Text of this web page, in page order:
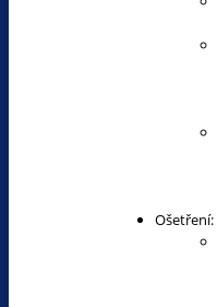
Ošetření: